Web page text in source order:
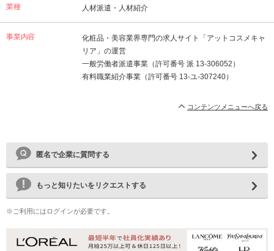
業種 人材派遣・人材紹介
事業内容
化粧品・美容業界専門の求人サイト「アットコスメキャ
リア」の運営
一般労働者派遣事業（許可番号 派 13-306052）
有料職業紹介事業（許可番号 13-ユ-307240）
コンテンツメニューへ戻る
匿名で企業に質問する
もっと知りたいをリクエストする
※ご利用にはログインが必要です。